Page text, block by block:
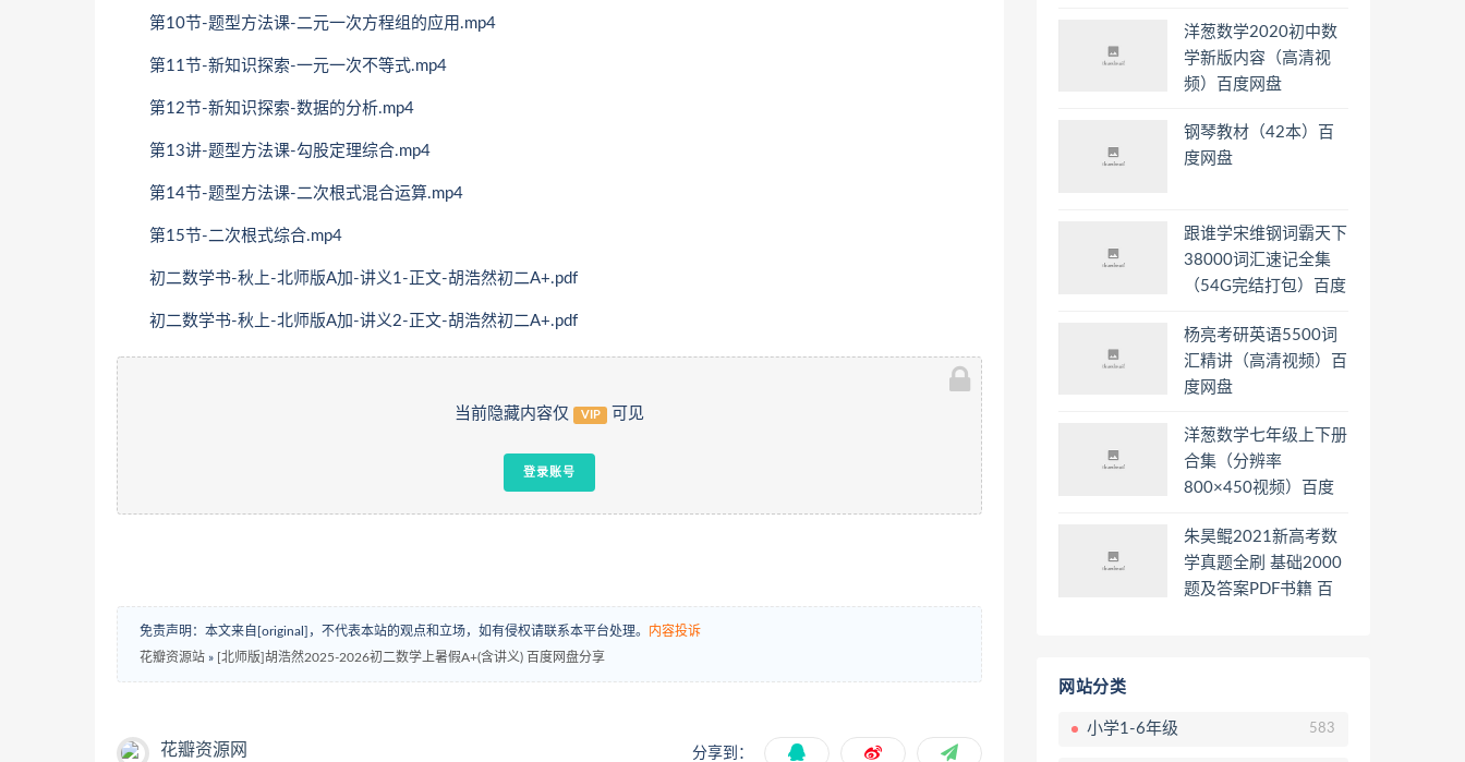
第10节-题型方法课-二元一次方程组的应用.mp4
第11节-新知识探索-一元一次不等式.mp4
第12节-新知识探索-数据的分析.mp4
第13讲-题型方法课-勾股定理综合.mp4
第14节-题型方法课-二次根式混合运算.mp4
第15节-二次根式综合.mp4
初二数学书-秋上-北师版A加-讲义1-正文-胡浩然初二A+.pdf
初二数学书-秋上-北师版A加-讲义2-正文-胡浩然初二A+.pdf
当前隐藏内容仅 VIP 可见
登录账号
免责声明：本文来自[original]，不代表本站的观点和立场，如有侵权请联系本平台处理。 内容投诉
花瓣资源站 » [北师版]胡浩然2025-2026初二数学上暑假A+(含讲义) 百度网盘分享
花瓣资源网 分享到：
洋葱数学2020初中数
学新版内容（高清视
频）百度网盘
钢琴教材（42本）百
度网盘
跟谁学宋维钢词霸天下
38000词汇速记全集
（54G完结打包）百度
杨亮考研英语5500词
汇精讲（高清视频）百
度网盘
洋葱数学七年级上下册
合集（分辨率
800×450视频）百度
朱昊鲲2021新高考数
学真题全刷 基础2000
题及答案PDF书籍 百
网站分类
小学1-6年级 583